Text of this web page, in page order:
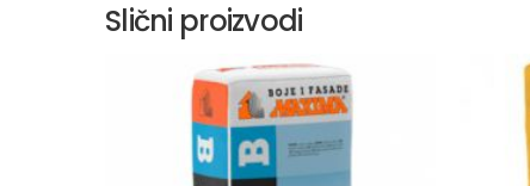
Slični proizvodi